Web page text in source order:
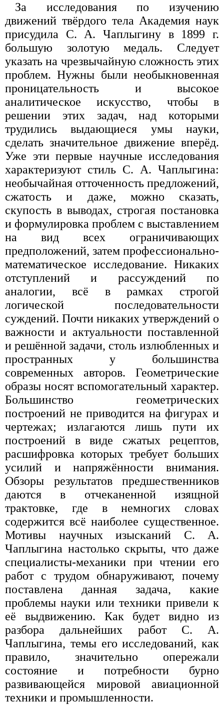
За исследования по изучению
движений твёрдого тела Академия наук
присудила С. А. Чаплыгину в 1899 г.
большую золотую медаль. Следует
указать на чрезвычайную сложность этих
проблем. Нужны были необыкновенная
проницательность и высокое
аналитическое искусство, чтобы в
решении этих задач, над которыми
трудились выдающиеся умы науки,
сделать значительное движение вперёд.
Уже эти первые научные исследования
характеризуют стиль С. А. Чаплыгина:
необычайная отточенность предложений,
сжатость и даже, можно сказать,
скупость в выводах, строгая постановка
и формулировка проблем с выставлением
на вид всех ограничивающих
предположений, затем профессионально-
математическое исследование. Никаких
отступлений и рассуждений по
аналогии, всё в рамках строгой
логической последовательности
суждений. Почти никаких утверждений о
важности и актуальности поставленной
и решённой задачи, столь излюбленных и
пространных у большинства
современных авторов. Геометрические
образы носят вспомогательный характер.
Большинство геометрических
построений не приводится на фигурах и
чертежах; излагаются лишь пути их
построений в виде сжатых рецептов,
расшифровка которых требует больших
усилий и напряжённости внимания.
Обзоры результатов предшественников
даются в отчеканенной изящной
трактовке, где в немногих словах
содержится всё наиболее существенное.
Мотивы научных изысканий С. А.
Чаплыгина настолько скрыты, что даже
специалисты-механики при чтении его
работ с трудом обнаруживают, почему
поставлена данная задача, какие
проблемы науки или техники привели к
её выдвижению. Как будет видно из
разбора дальнейших работ С. А.
Чаплыгина, темы его исследований, как
правило, значительно опережали
состояние и потребности бурно
развивающейся мировой авиационной
техники и промышленности.